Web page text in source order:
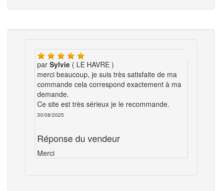
par Sylvie ( LE HAVRE )
merci beaucoup, je suis très satisfaite de ma
commande cela correspond exactement à ma
demande.
Ce site est très sérieux je le recommande.
30/08/2025
Réponse du vendeur
Merci